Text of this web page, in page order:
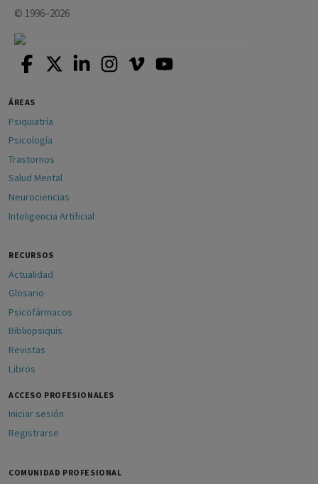
© 1996–2026
ÁREAS
Psiquiatría
Psicología
Trastornos
Salud Mental
Neurociencias
Inteligencia Artificial
RECURSOS
Actualidad
Glosario
Psicofármacos
Bibliopsiquis
Revistas
Libros
ACCESO PROFESIONALES
Iniciar sesión
Registrarse
COMUNIDAD PROFESIONAL